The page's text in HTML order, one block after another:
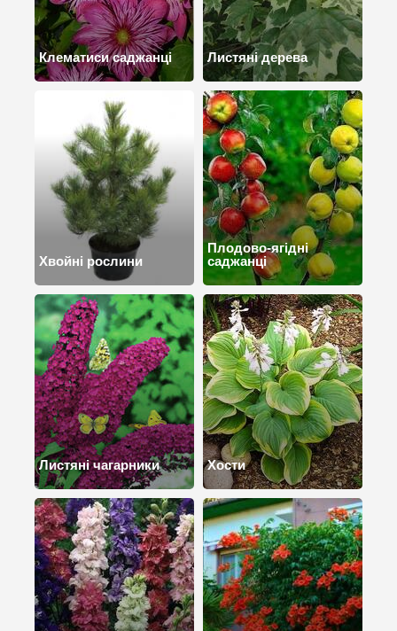
Клематиси саджанці Листяні дерева
Хвойні рослини
Плодово-ягідні
саджанці
Листяні чагарники Хости